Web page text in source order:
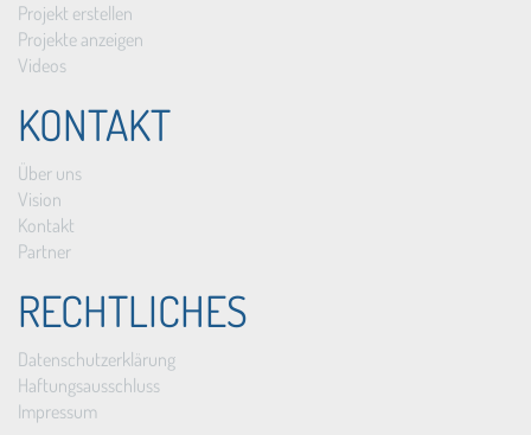
Projekt erstellen
Projekte anzeigen
Videos
KONTAKT
Über uns
Vision
Kontakt
Partner
RECHTLICHES
Datenschutzerklärung
Haftungsausschluss
Impressum